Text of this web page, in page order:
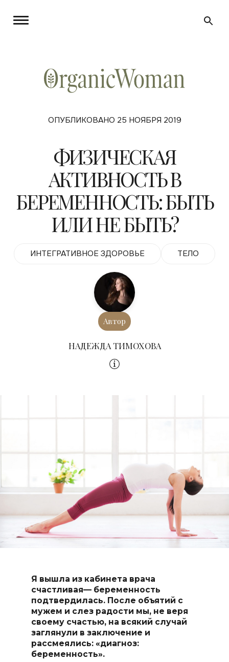
ОПУБЛИКОВАНО 25 НОЯБРЯ 2019
ФИЗИЧЕСКАЯ
АКТИВНОСТЬ В
БЕРЕМЕННОСТЬ: БЫТЬ
ИЛИ НЕ БЫТЬ?
ИНТЕГРАТИВНОЕ ЗДОРОВЬЕ ТЕЛО
Автор
НАДЕЖДА ТИМОХОВА
Я вышла из кабинета врача
счастливая— беременность
подтвердилась. После объятий с
мужем и слез радости мы, не веря
своему счастью, на всякий случай
заглянули в заключение и
рассмеялись: «диагноз:
беременность».